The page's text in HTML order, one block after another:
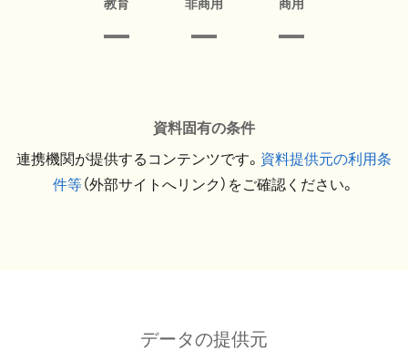
教育 非商用 商用
資料固有の条件
連携機関が提供するコンテンツです。 資料提供元の利用条
件等（外部サイトへリンク）をご確認ください。
データの提供元